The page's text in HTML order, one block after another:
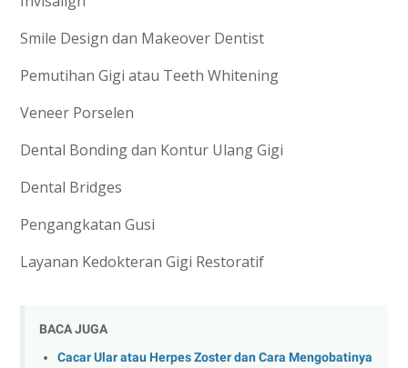
Smile Design dan Makeover Dentist
Pemutihan Gigi atau Teeth Whitening
Veneer Porselen
Dental Bonding dan Kontur Ulang Gigi
Dental Bridges
Pengangkatan Gusi
Layanan Kedokteran Gigi Restoratif
BACA JUGA
Cacar Ular atau Herpes Zoster dan Cara Mengobatinya